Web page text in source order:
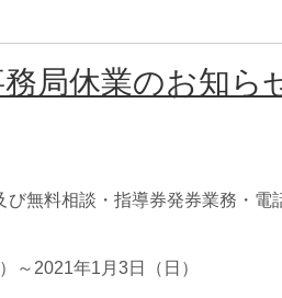
局休業のお知ら
無料相談・指導券発券業務・電
～2021年1月3日（日）